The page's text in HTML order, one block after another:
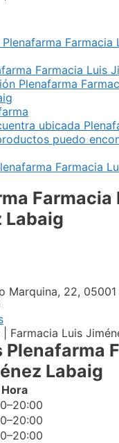
Farmacia
Farmacia Luis
Plenafarma
ubicada
puedo
Farmacia
Farmacia
Labaig
Marquina, 22, 05001
Plenafarma
Labaig
Hora